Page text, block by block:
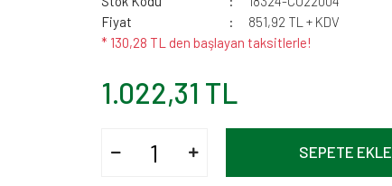
Fiyat
851,92 TL + KDV
* 130,28 TL den başlayan taksitlerle!
1.022,31 TL
SEPETE EKLE